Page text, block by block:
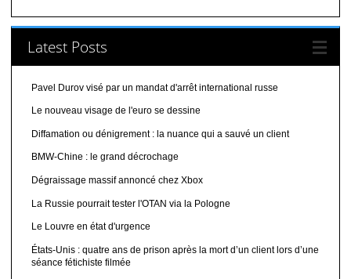
Latest Posts
Pavel Durov visé par un mandat d'arrêt international russe
Le nouveau visage de l'euro se dessine
Diffamation ou dénigrement : la nuance qui a sauvé un client
BMW-Chine : le grand décrochage
Dégraissage massif annoncé chez Xbox
La Russie pourrait tester l'OTAN via la Pologne
Le Louvre en état d'urgence
États-Unis : quatre ans de prison après la mort d’un client lors d’une
séance fétichiste filmée